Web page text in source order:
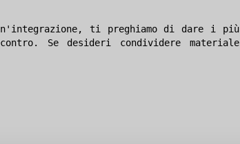
ti preghiamo di dare i più
Se desideri condividere materiale